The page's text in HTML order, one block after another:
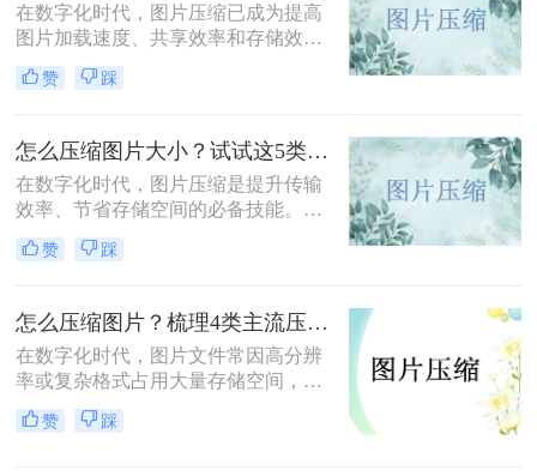
在数字化时代，图片压缩已成为提高
图片加载速度、共享效率和存储效率
的重要手段。无论是个人用户还是企
业用户，都经常需要将照片压缩到特
压缩照片500kb以内呢？本文将介绍
四种将照片压缩到500KB以内的方
法。
赞 踩
怎么压缩图片大小？试试这5类主流压缩方法！
在数字化时代，图片压缩是提升传输
效率、节省存储空间的必备技能。那
么怎么压缩图片大小呢？本文系统梳
理了 5 类主流压缩方法，助你高效平
赞 踩
怎么压缩图片？梳理4类主流压缩方法！
在数字化时代，图片文件常因高分辨
率或复杂格式占用大量存储空间，影
响传输和加载速度。掌握高效压缩方
法不仅能节省空间，还能提升用户体
赞 踩